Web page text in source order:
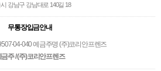
강남구 강남대로 140길 18
무통장입금안내
04-040 예금주명 (주)코리안프렌즈
금주 / (주)코리안프렌즈